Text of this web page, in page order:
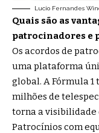
Lucio Fernandes
Quais são as
patrocinadores e
Os acordos de
uma plataforma
global. A Fórmula 1
milhões de
torna a visibilidade
Patrocínios com